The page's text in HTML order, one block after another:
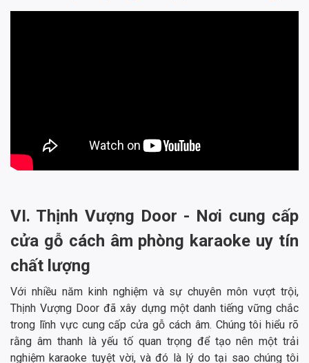
VI. Thịnh Vượng Door - Nơi cung cấp
cửa gỗ cách âm phòng karaoke uy tín
chất lượng
Với nhiều năm kinh nghiệm và sự chuyên môn vượt trội,
Thịnh Vượng Door đã xây dựng một danh tiếng vững chắc
trong lĩnh vực cung cấp cửa gỗ cách âm. Chúng tôi hiểu rõ
rằng âm thanh là yếu tố quan trọng để tạo nên một trải
nghiệm karaoke tuyệt vời, và đó là lý do tại sao chúng tôi